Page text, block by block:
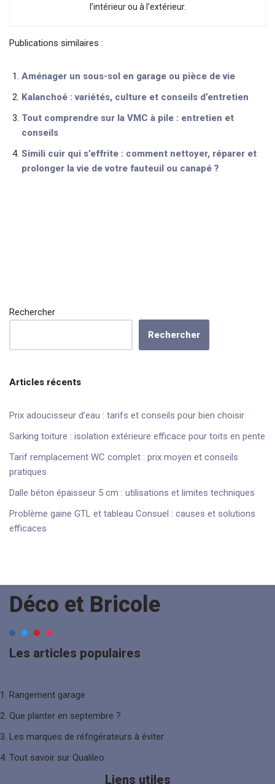
l’intérieur ou à l’extérieur.
Publications similaires :
Aménager un sous-sol en garage ou pièce de vie
Kalanchoé : variétés, culture et conseils d’entretien
Tout comprendre sur la VMC à pile : entretien et
conseils
Simili cuir qui s’effrite : comment nettoyer, réparer et
prolonger la vie de votre fauteuil ou canapé ?
Rechercher
Rechercher
Articles récents
Prix adoucisseur d’eau : tarifs et conseils pour bien choisir
Sarking toiture : isolation extérieure efficace pour toits en pente
Tarif remplacement WC complet : prix moyen et conseils
pratiques
Dalle béton épaisseur 5 cm : utilisations et limites techniques
Problème gaine GTL et tableau Consuel : causes et solutions
efficaces
Déco et Bricole
Les articles populaires
Rangement garage
Que planter en septembre ?
Les marques de réfrigérateurs à éviter
Tout savoir sur Qualileo
Liens utiles